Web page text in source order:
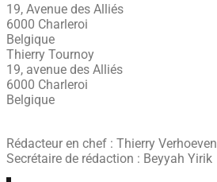
19, Avenue des Alliés
6000 Charleroi
Belgique
Thierry Tournoy
19, avenue des Alliés
6000 Charleroi
Belgique
Rédacteur en chef : Thierry Verhoeven
Secrétaire de rédaction : Beyyah Yirik